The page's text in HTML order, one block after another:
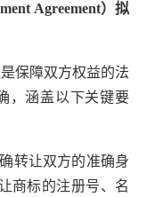
Agreement）拟
保障双方权益的法
，涵盖以下关键要
转让双方的准确身
商标的注册号、名